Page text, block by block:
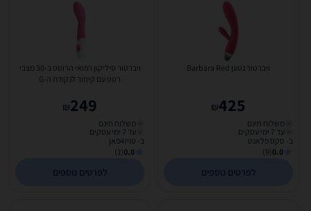
ויברטור נטען Barbara Red
425
₪
משלוח חינם
עד 7 ימי עסקים
ב- סקס פלאנט
0.0
(9)
לפרטים נוספים
ויברטור סיליקון רפואי הרוטט ב-30 מצבי
רטט עם קימור לנקודת ה-G
249
₪
משלוח חינם
עד 7 ימי עסקים
ב- טויז4פאן
0.0
(1)
לפרטים נוספים